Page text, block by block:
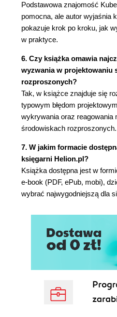
Część
kondycji MySQL
Podsumowanie
Część III. Wzorce
6. Zreplikowane usługi o
obciążeniu
Usługi bezstanowe
Sondy
równoważenia
Część
zreplikowanej
Usługi ze śledzeniem
Zreplikowane usługi
Wprowadzenie
Wdrażanie
buforowania
Rozszerzanie
Ograniczanie
przed atakiem
Przerywanie
Część
nginx i
Podsumowanie
Podstawowa znajomość
pomocna, ale autor wyjaśnia
pokazuje krok po kroku, jak
w praktyce.
6. Czy książka omawia
wyzwania w projektowaniu
rozproszonych?
Tak, w książce znajduje się
typowym błędom
wykrywania oraz reagowania
środowiskach rozproszonych.
7. W jakim formacie
księgarni Helion.pl?
Książka dostępna jest w
e-book (PDF, ePub, mobi),
wybrać najwygodniejszą dla